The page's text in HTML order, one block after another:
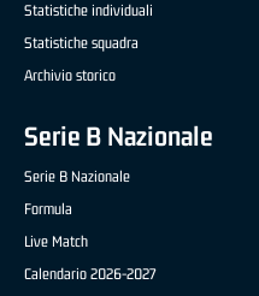
Statistiche individuali
Statistiche squadra
Archivio storico
Serie B Nazionale
Serie B Nazionale
Formula
Live Match
Calendario 2026-2027